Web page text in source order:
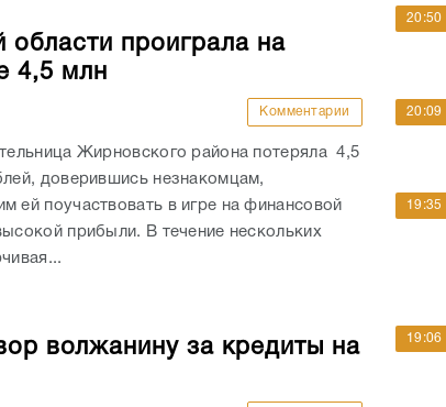
проиграла на
4,5 млн
Комментарии
Жирновского района потеряла 4,5
доверившись незнакомцам,
ей поучаствовать в игре на финансовой
прибыли. В течение нескольких
волжанину за кредиты на
20:50
20:09
19:35
19:06